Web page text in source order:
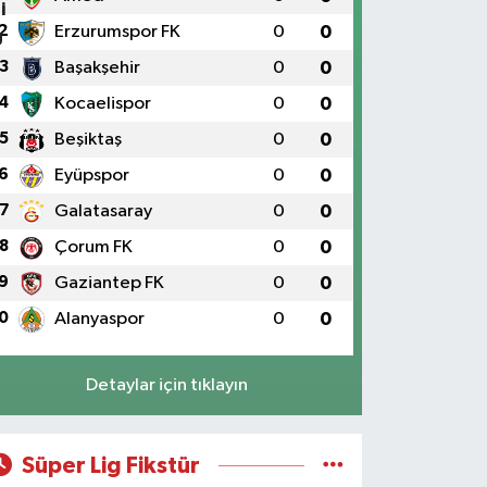
Selenyum Eczanesi
Mahallesi Alidede Sokak No:9,Z1 KOŞUYOLU
HASTANESİ OTOPARKI YANI, KOŞUYOLU
KÜNEFE YANI, KOŞUYOLU SUZUKİ KARŞISI
ÜZERİ
0 (216) 550 05 05
Sahne Eczanesi
0 (501) 100 74 63
Alper Eczanesi
Metro Atakent Eczanesi
Mahallesi Reşitpaşa Caddesi 73 D ATAKENT
Erzurumspor FK 0 0
3 Başakşehir 0 0
4 Kocaelispor 0 0
5 Beşiktaş 0 0
6 Eyüpspor 0 0
7 Galatasaray 0 0
8 Çorum FK 0 0
9 Gaziantep FK 0 0
Alanyaspor 0 0
Detaylar için tıklayın
Süper Lig Fikstür